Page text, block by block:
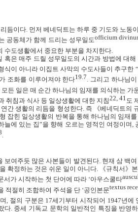
듬이다 먼저 베네딕트는 하루 중 기도와 노동이
공동체가 함께 드리는 성무일도officium
수도생활에서 중요한 부분을 차지한다
혹은 매주 드릴 성무일도의 시간과 방법에 대
이 아니라 이집트 사막의 수도사들이 추구한
조화를 이루어져야 한다19.7. 그리고 하나님
든 일은 매 순간 하나님의 임재를 의식하는 가
취침과 식사 등 일상생활에 대한 지침22, 41 도
간 생활의 리듬을 형성한다. 즉 《베네딕트의
잡힌 일상생활의 반복을 통해 하나님의 임재
늘에 있는 집”을 향해 오르는 영적인 여정이며,
보여주듯 많은 사본들이 발견된다. 현재 삼 백
확정하는 것은 쉬운 일이 아니다 《규칙서》
서가 시작하는 첫 단어에 따라 ‘아우스쿨타
적절히 조합하여 주석을 단 ‘공인본문textus
, 절의 구분은 17세기부터 시작되어 1947년에
다. 중세 기독교 문학의 일반적인 특징을 반영